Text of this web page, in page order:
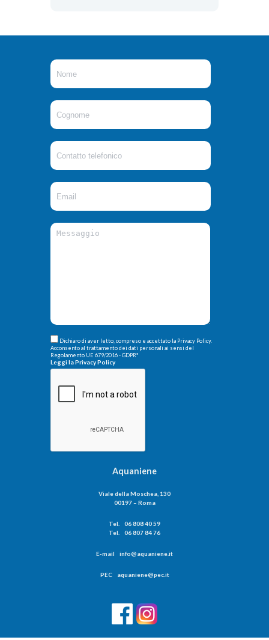
Dichiaro di aver letto, compreso e accettato la Privacy Policy.
Acconsento al trattamento dei dati personali ai sensi del
Regolamento UE 679/2016 - GDPR*
Leggi la Privacy Policy
Aquaniene
Viale della Moschea, 130
00197 – Roma
Tel. 06 808 40 59
Tel. 06 807 84 76
E-mail info@aquaniene.it
PEC aquaniene@pec.it